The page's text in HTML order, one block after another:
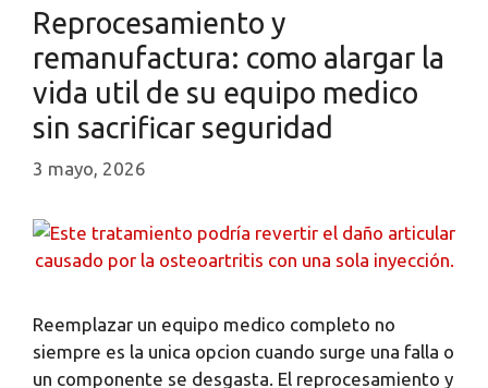
Reprocesamiento y
remanufactura: como alargar la
vida util de su equipo medico
sin sacrificar seguridad
3 mayo, 2026
Reemplazar un equipo medico completo no
siempre es la unica opcion cuando surge una falla o
un componente se desgasta. El reprocesamiento y